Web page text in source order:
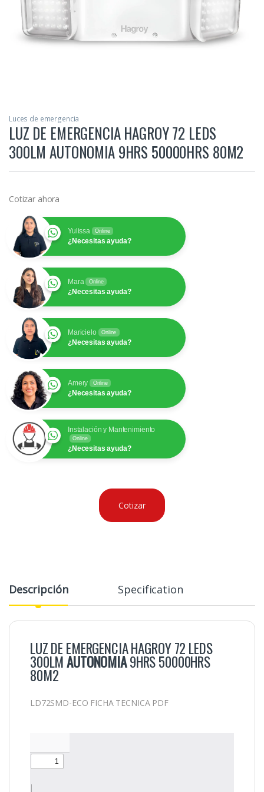
Luces de emergencia
LUZ DE EMERGENCIA HAGROY 72 LEDS
300LM AUTONOMIA 9HRS 50000HRS 80M2
Cotizar ahora
Yulissa Online
¿Necesitas ayuda?
Mara Online
¿Necesitas ayuda?
Maricielo Online
¿Necesitas ayuda?
Amery Online
¿Necesitas ayuda?
Instalación y Mantenimiento
Online
¿Necesitas ayuda?
Cotizar
Descripción Specification
LUZ DE EMERGENCIA HAGROY 72 LEDS
300LMAUTONOMIA9HRS 50000HRS
80M2
LD72SMD-ECO FICHA TECNICA PDF